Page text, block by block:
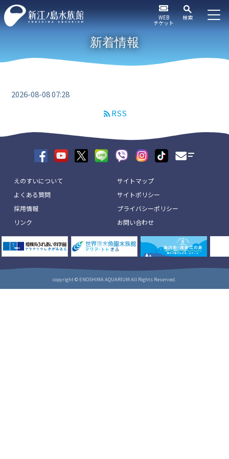
WEB
チケット
検索
新着情報
2026-08-08 07:28
RSS
えのすいについて
よくある質問
採用情報
リンク
サイトマップ
サイトポリシー
プライバシーポリシー
お問い合わせ
copyright © ENOSHIMA AQUARIUM All Rights Reserved.